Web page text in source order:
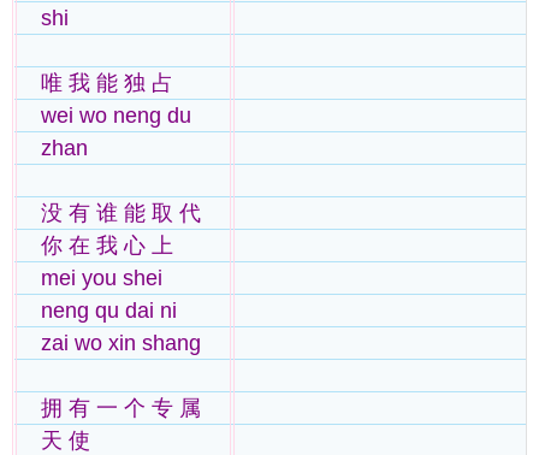
shi
唯 我 能 独 占
wei wo neng du
zhan
没 有 谁 能 取 代
你 在 我 心 上
mei you shei
neng qu dai ni
zai wo xin shang
拥 有 一 个 专 属
天 使